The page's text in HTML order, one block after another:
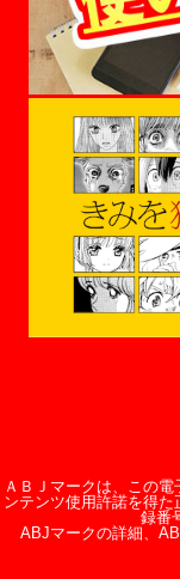
ＡＢＪマークは、この
ンテンツ使用許諾を得
録番
ABJマークの詳細、